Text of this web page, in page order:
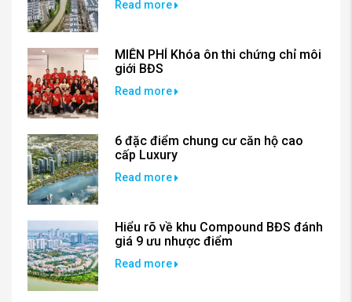
Read more
MIỄN PHÍ Khóa ôn thi chứng chỉ môi
giới BĐS
Read more
6 đặc điểm chung cư căn hộ cao
cấp Luxury
Read more
Hiểu rõ về khu Compound BĐS đánh
giá 9 ưu nhược điểm
Read more